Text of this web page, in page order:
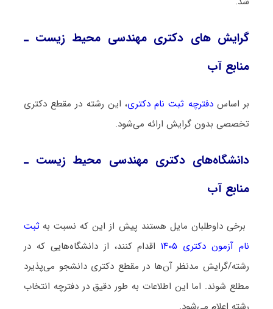
گرایش های دکتری مهندسی محیط زیست ـ
ﻣﻨﺎﺑﻊ آب
بر اساسدفترچه ثبت نام دکتری، این رشته در مقطع دکتری
تخصصی بدون گرایش ارائه می‌شود.
دانشگاه‌های دکتری مهندسی محیط زیست ـ
ﻣﻨﺎﺑﻊ آب
برخی داوطلبان مایل هستند پیش از این که نسبت به ثبت
نام آزمون دکتری ۱۴۰۵
اقدام کنند، از دانشگاه‌هایی که در
رشته/گرایش مدنظر آن‌ها در مقطع دکتری دانشجو می‌پذیرد
مطلع شوند. اما این اطلاعات به طور دقیق در دفترچه انتخاب